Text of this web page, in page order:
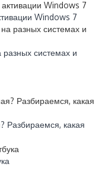
Windows 7
системах и
Разбираемся, какая